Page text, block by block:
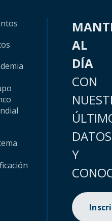
AL
DÍA
CON
DATOS
Y